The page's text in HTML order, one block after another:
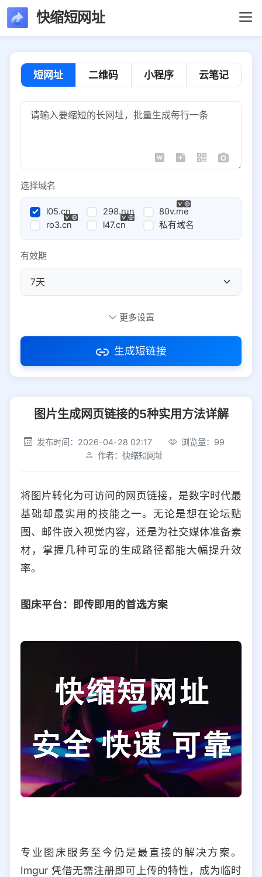
快缩短网址
短网址 二维码 小程序 云笔记
选择域名
l05.cn 298.run
80v.me
ro3.cn
l47.cn 私有域名
有效期
访问密码
社交平台 电商平台
选择防红平台类型，避免链接被拦截
iOS Android PC 其他
选择允许访问的平台类型
更多设置
生成短链接
图片生成网页链接的5种实用方法详解
发布时间：2026-04-28 02:17
浏览量：99
作者：快缩短网址
将图片转化为可访问的网页链接，是数字时代最
基础却最实用的技能之一。无论是想在论坛贴
图、邮件嵌入视觉内容，还是为社交媒体准备素
材，掌握几种可靠的生成路径都能大幅提升效
率。
图床平台：即传即用的首选方案
专业图床服务至今仍是最直接的解决方案。
Imgur 凭借无需注册即可上传的特性，成为临时